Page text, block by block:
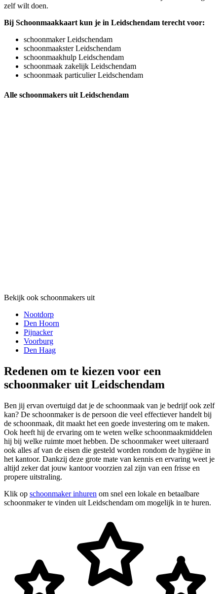
zelf wilt doen.
Bij Schoonmaakkaart kun je in Leidschendam terecht voor:
schoonmaker Leidschendam
schoonmaakster Leidschendam
schoonmaakhulp Leidschendam
schoonmaak zakelijk Leidschendam
schoonmaak particulier Leidschendam
Alle schoonmakers uit Leidschendam
Bekijk ook schoonmakers uit
Nootdorp
Den Hoorn
Pijnacker
Voorburg
Den Haag
Redenen om te kiezen voor een
schoonmaker uit Leidschendam
Ben jij ervan overtuigd dat je de schoonmaak van je bedrijf ook zelf
kan? De schoonmaker is de persoon die veel effectiever handelt bij
de schoonmaak, dit maakt het een goede investering om te maken.
Ook heeft hij de ervaring om te weten welke schoonmaakmiddelen
hij bij welke ruimte moet hebben. De schoonmaker weet uiteraard
ook alles af van de eisen die gesteld worden rondom de hygiëne in
het kantoor. Dankzij deze grote mate van kennis en ervaring weet je
altijd zeker dat jouw kantoor voorzien zal zijn van een frisse en
propere uitstraling.
Klik op schoonmaker inhuren om snel een lokale en betaalbare
schoonmaker te vinden uit Leidschendam om mogelijk in te huren.